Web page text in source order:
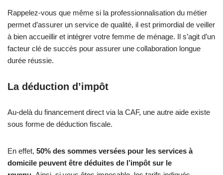
Rappelez-vous que même si la professionnalisation du métier
permet d’assurer un service de qualité, il est primordial de veiller
à bien accueillir et intégrer votre femme de ménage. Il s’agit d’un
facteur clé de succès pour assurer une collaboration longue
durée réussie.
La déduction d’impôt
Au-delà du financement direct via la CAF, une autre aide existe
sous forme de déduction fiscale.
En effet, 50% des sommes versées pour les services à
domicile peuvent être déduites de l’impôt sur le